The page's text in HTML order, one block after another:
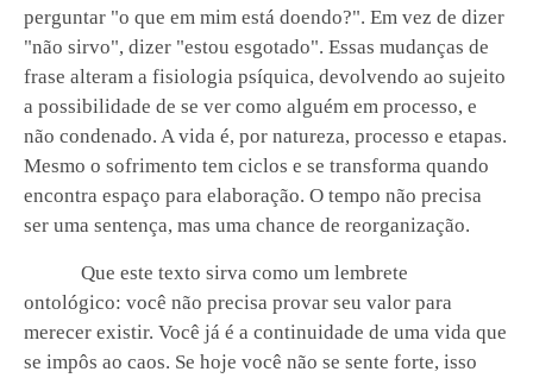
perguntar "o que em mim está doendo?". Em vez de dizer
"não sirvo", dizer "estou esgotado". Essas mudanças de
frase alteram a fisiologia psíquica, devolvendo ao sujeito
a possibilidade de se ver como alguém em processo, e
não condenado. A vida é, por natureza, processo e etapas.
Mesmo o sofrimento tem ciclos e se transforma quando
encontra espaço para elaboração. O tempo não precisa
ser uma sentença, mas uma chance de reorganização.
Que este texto sirva como um lembrete
ontológico: você não precisa provar seu valor para
merecer existir. Você já é a continuidade de uma vida que
se impôs ao caos. Se hoje você não se sente forte, isso